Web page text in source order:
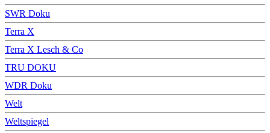
SWR Doku
Terra X
Terra X Lesch & Co
TRU DOKU
WDR Doku
Welt
Weltspiegel